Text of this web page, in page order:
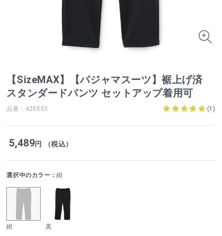
【SizeMAX】【パジャマスーツ】裾上げ済
スタンダードパンツ セットアップ着用可
品番：425553 (1 )
5,489円 （税込）
選択中のカラー：紺
紺 黒